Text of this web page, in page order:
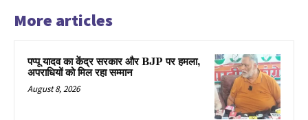
More articles
पप्पू यादव का केंद्र सरकार और BJP पर हमला,
अपराधियों को मिल रहा सम्मान
August 8, 2026